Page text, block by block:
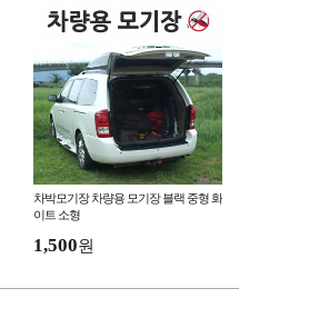
차박모기장 차량용 모기장 블랙 중형 화
이트 소형
1,500원